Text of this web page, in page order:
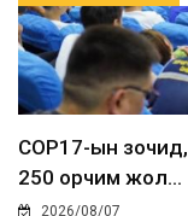
COP17-ын зочид,
250 орчим жол...
2026/08/07